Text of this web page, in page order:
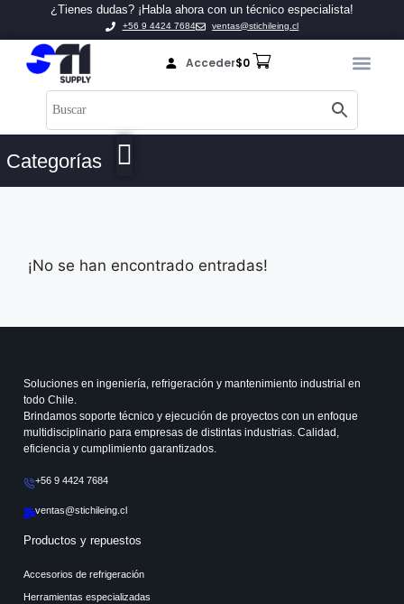
¿Tienes dudas? ¡Habla ahora con un técnico especialista!
+56 9 4424 7684 ventas@stichileing.cl
Acceder$0
Categorías
¡No se han encontrado entradas!
Soluciones en ingeniería, refrigeración y mantenimiento industrial en
todo Chile.
Brindamos soporte técnico y ejecución de proyectos con un enfoque
multidisciplinario para empresas de distintas industrias. Calidad,
eficiencia y cumplimiento garantizados.
+56 9 4424 7684
ventas@stichileing.cl
Productos y repuestos
Accesorios de refrigeración
Herramientas especializadas